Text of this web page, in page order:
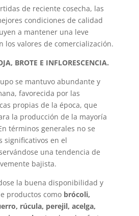
de reciente cosecha, las
condiciones de calidad
a mantener una leve
los valores de comercialización.
BROTE E INFLORESCENCIA.
se mantuvo abundante y
favorecida por las
propias de la época, que
la producción de la mayoría
términos generales no se
significativos en el
una tendencia de
bajista.
la buena disponibilidad y
productos como brócoli,
rúcula, perejil, acelga,